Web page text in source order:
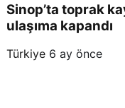
Sinop’ta toprak
ulaşıma kapandı
Türkiye 6 ay önce